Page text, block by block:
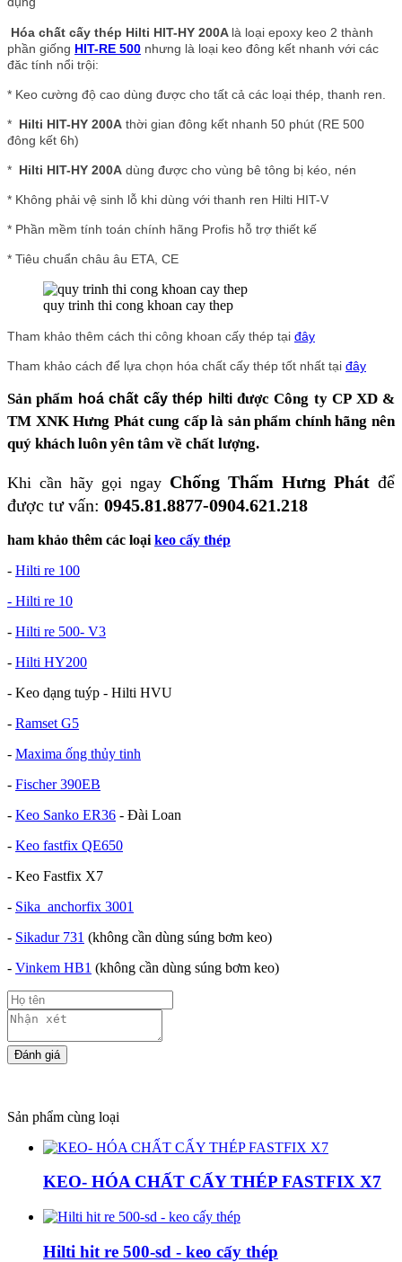
Hóa chất cấy thép Hilti HIT-HY 200A là loại epoxy keo 2 thành
phần giống HIT-RE 500 nhưng là loại keo đông kết nhanh với các
đăc tính nổi trội:
* Keo cường độ cao dùng được cho tất cả các loại thép, thanh ren.
* Hilti HIT-HY 200A thời gian đông kết nhanh 50 phút (RE 500
đông kết 6h)
* Hilti HIT-HY 200A dùng được cho vùng bê tông bị kéo, nén
* Không phải vệ sinh lỗ khi dùng với thanh ren Hilti HIT-V
* Phần mềm tính toán chính hãng Profis hỗ trợ thiết kế
* Tiêu chuẩn châu âu ETA, CE
quy trinh thi cong khoan cay thep
Tham khảo thêm cách thi công khoan cấy thép tại đây
Tham khảo cách để lựa chọn hóa chất cấy thép tốt nhất tại đây
Sản phẩm hoá chất cấy thép hilti được Công ty CP XD &
TM XNK Hưng Phát cung cấp là sản phẩm chính hãng nên
quý khách luôn yên tâm về chất lượng.
Khi cần hãy gọi ngay Chống Thấm Hưng Phátđể
được tư vấn: 0945.81.8877-0904.621.218
ham khảo thêm các loại keo cấy thép
- Hilti re 100
- Hilti re 10
- Hilti re 500- V3
- Hilti HY200
- Keo dạng tuýp - Hilti HVU
- Ramset G5
- Maxima ống thủy tinh
- Fischer 390EB
- Keo Sanko ER36 - Đài Loan
- Keo fastfix QE650
- Keo Fastfix X7
- Sika anchorfix 3001
- Sikadur 731 (không cần dùng súng bơm keo)
- Vinkem HB1 (không cần dùng súng bơm keo)
Sản phẩm cùng loại
KEO- HÓA CHẤT CẤY THÉP FASTFIX X7
Hilti hit re 500-sd - keo cấy thép